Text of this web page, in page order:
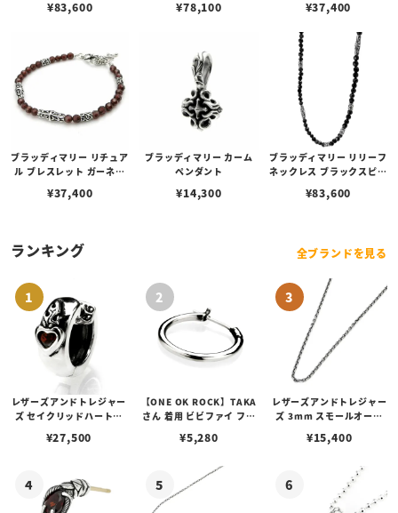
¥83,600 ¥78,100 ¥37,400
ブラッディマリー リチュア
ル ブレスレット ガーネッ
¥37,400
ブラッディマリー カーム
ペンダント
¥14,300
ブラッディマリー リリーフ
ネックレス ブラックスピネ
¥83,600
ランキング 全ブランドを見る
レザーズアンドトレジャー
ズ セイクリッドハートピ
¥27,500
【ONE OK ROCK】TAKA
さん 着用 ビビファイ フー
¥5,280
レザーズアンドトレジャー
ズ 3mm スモールオーバ
ブスタークラスプ＆LTロ
¥15,400